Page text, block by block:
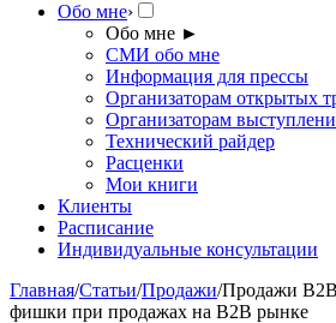
Обо мне›
Обо мне ►
СМИ обо мне
Информация для прессы
Организаторам открытых
Организаторам
Технический райдер
Расценки
Мои книги
Клиенты
Расписание
Индивидуальные консультации
Главная/Статьи/Продажи/Продажи
фишки при продажах на B2B рынке